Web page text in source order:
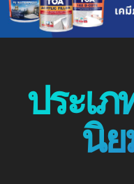
ประเ
นิ